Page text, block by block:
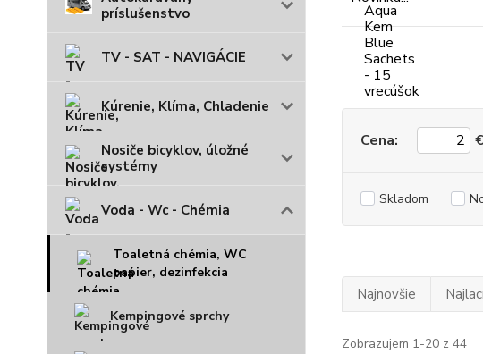
príslušenstvo
TV - SAT - NAVIGÁCIE
Kúrenie, Klíma, Chladenie
Nosiče bicyklov, úložné
systémy
Voda - Wc - Chémia
Toaletná chémia, WC
papier, dezinfekcia
Kempingové sprchy
Cena: €
Skladom
Najnovšie
Zobrazujem 1-20 z 44